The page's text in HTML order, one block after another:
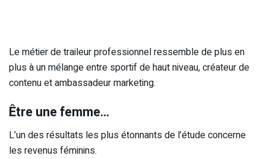
Le métier de traileur professionnel ressemble de plus en
plus à un mélange entre sportif de haut niveau, créateur de
contenu et ambassadeur marketing.
Être une femme…
L’un des résultats les plus étonnants de l’étude concerne
les revenus féminins.